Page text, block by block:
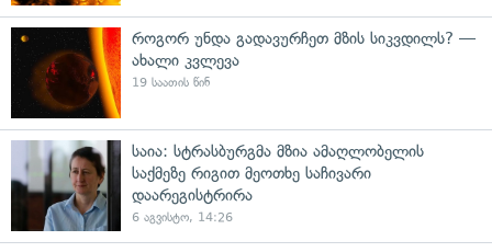
როგორ უნდა გადავურჩეთ მზის სიკვდილს? —
ახალი კვლევა
19 საათის წინ
საია: სტრასბურგმა მზია ამაღლობელის
საქმეზე რიგით მეოთხე საჩივარი
დაარეგისტრირა
6 აგვისტო, 14:26